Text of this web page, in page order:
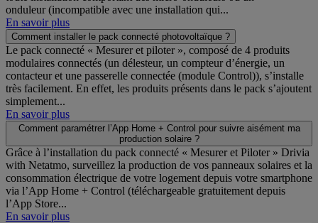
onduleur (incompatible avec une installation qui...
En savoir plus
Comment installer le pack connecté photovoltaïque ?
Le pack connecté « Mesurer et piloter », composé de 4 produits
modulaires connectés (un délesteur, un compteur d’énergie, un
contacteur et une passerelle connectée (module Control)), s’installe
très facilement. En effet, les produits présents dans le pack s’ajoutent
simplement...
En savoir plus
Comment paramétrer l’App Home + Control pour suivre aisément ma
production solaire ?
Grâce à l’installation du pack connecté « Mesurer et Piloter » Drivia
with Netatmo, surveillez la production de vos panneaux solaires et la
consommation électrique de votre logement depuis votre smartphone
via l’App Home + Control (téléchargeable gratuitement depuis
l’App Store...
En savoir plus